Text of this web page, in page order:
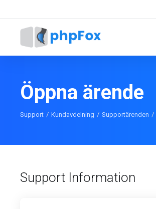
Öppna ärende
Support Kundavdelning Supportärenden
Support Information